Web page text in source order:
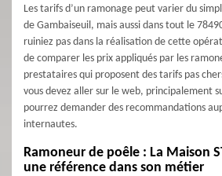
Les tarifs d’un ramonage peut varier du
de Gambaiseuil, mais aussi dans tout le
ruiniez pas dans la réalisation de cette
de comparer les prix appliqués par les
prestataires qui proposent des tarifs pas
vous devez aller sur le web, principalement
pourrez demander des recommandations
internautes.
Ramoneur de poêle : La Maison
une référence dans son métier